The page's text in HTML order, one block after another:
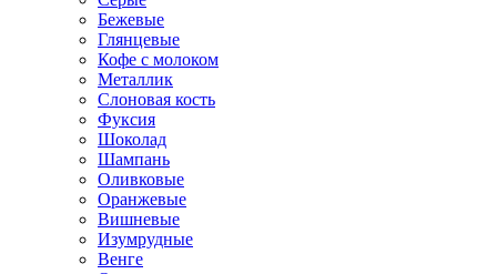
Бежевые
Глянцевые
Кофе с молоком
Металлик
Слоновая кость
Фуксия
Шоколад
Шампань
Оливковые
Оранжевые
Вишневые
Изумрудные
Венге